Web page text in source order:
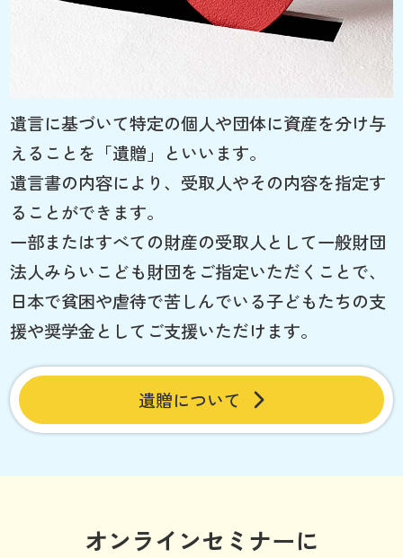
遺言に基づいて特定の個人や団体に資産を分け与
えることを「遺贈」といいます。
遺言書の内容により、受取人やその内容を指定す
ることができます。
一部またはすべての財産の受取人として一般財団
法人みらいこども財団をご指定いただくことで、
日本で貧困や虐待で苦しんでいる子どもたちの支
援や奨学金としてご支援いただけます。
遺贈について
オンラインセミナーに